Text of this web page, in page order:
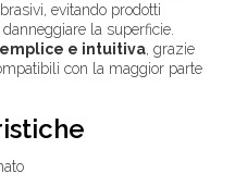
evitando prodotti
la superficie.
e intuitiva, grazie
con la maggior parte